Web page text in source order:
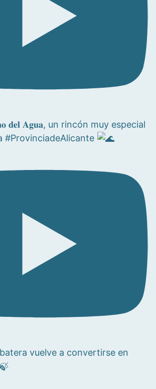
𝐝𝐞𝐥 𝐀𝐠𝐮𝐚, un rincón muy especial
#ProvinciadeAlicante
vuelve a convertirse en